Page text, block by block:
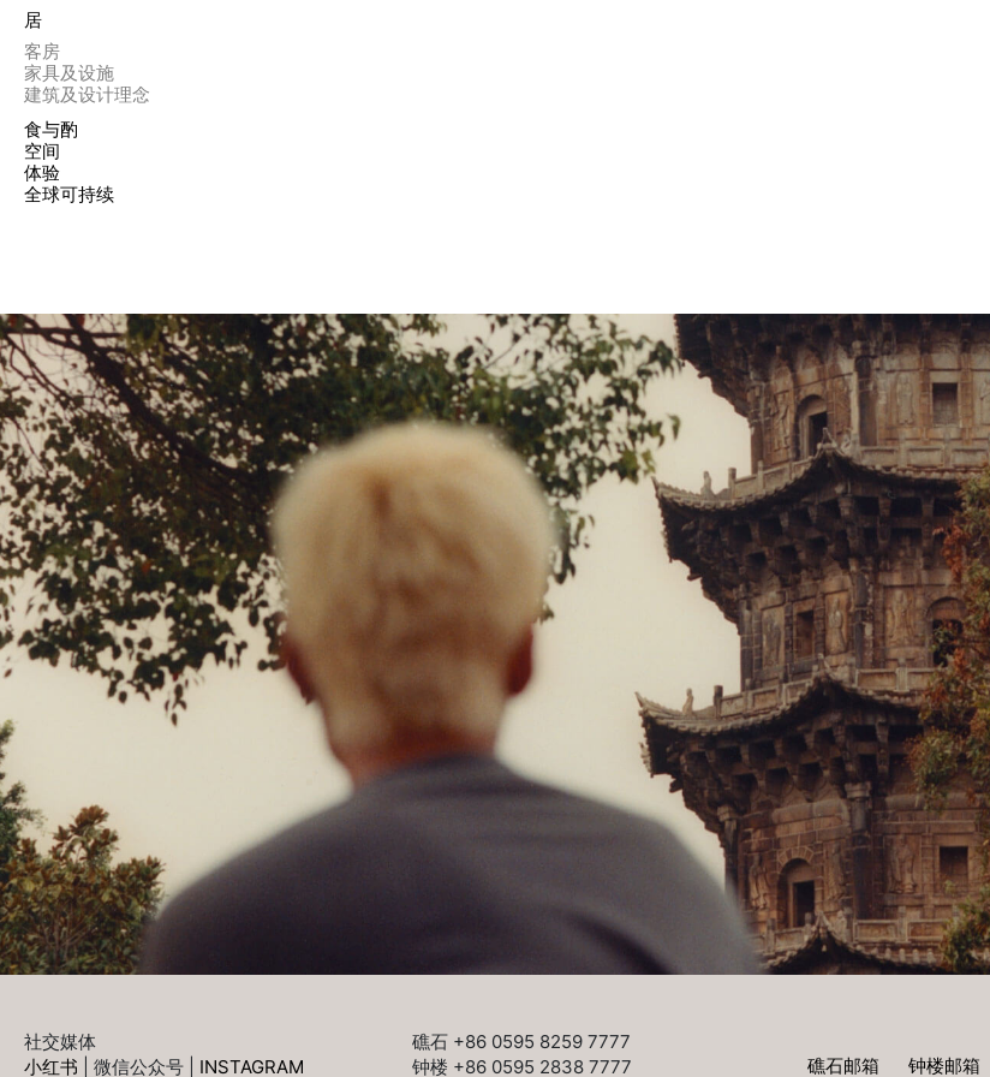
居
客房
家具及设施
建筑及设计理念
食与酌
空间
体验
全球可持续
社交媒体
小红书
微信公众号 INSTAGRAM
礁石 +86 0595 8259 7777
钟楼 +86 0595 2838 7777
礁石邮箱 钟楼邮箱